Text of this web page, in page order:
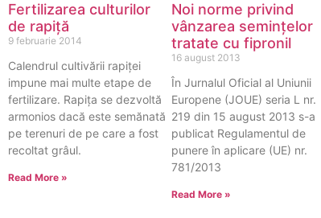
Fertilizarea culturilor
de rapiță
9 februarie 2014
Calendrul cultivării rapiței
impune mai multe etape de
fertilizare. Rapița se dezvoltă
armonios dacă este semănată
pe terenuri de pe care a fost
recoltat grâul.
Read More »
Noi norme privind
vânzarea seminţelor
tratate cu fipronil
16 august 2013
În Jurnalul Oficial al Uniunii
Europene (JOUE) seria L nr.
219 din 15 august 2013 s-a
publicat Regulamentul de
punere în aplicare (UE) nr.
781/2013
Read More »